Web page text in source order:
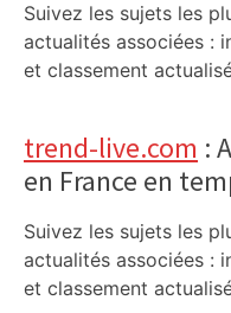
Suivez les sujets les
actualités associées :
et classement
trend-live.com :
en France en
Suivez les sujets les
actualités associées :
et classement